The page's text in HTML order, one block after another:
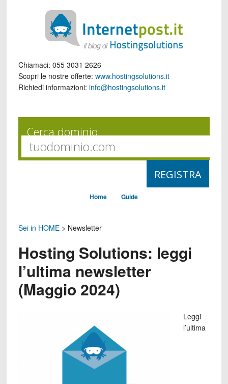
Chiamaci: 055 3031 2626
Scopri le nostre offerte: www.hostingsolutions.it
Richiedi informazioni: info@hostingsolutions.it
Cerca dominio:
Home Guide
Sei in HOME> Newsletter
Hosting Solutions: leggi
l’ultima newsletter
(Maggio 2024)
Leggi
l’ultima